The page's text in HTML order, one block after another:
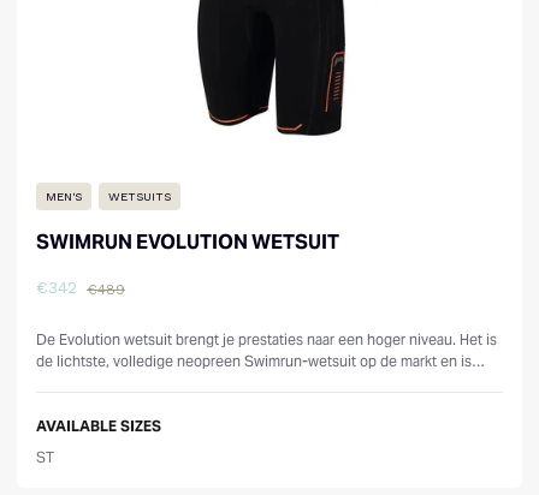
MEN'S WETSUITS
SWIMRUN EVOLUTION WETSUIT
€489
€342
De Evolution wetsuit brengt je prestaties naar een hoger niveau. Het is
de lichtste, volledige neopreen Swimrun-wetsuit op de markt en is
AVAILABLE SIZES
ST